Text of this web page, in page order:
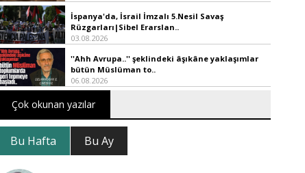
İspanya'da, İsrail İmzalı 5.Nesil Savaş
Rüzgarları|Sibel Erarslan..
03.08.2026
''Ahh Avrupa..'' şeklindeki âşıkâne yaklaşımlar
bütün Müslüman to..
06.08.2026
Çok okunan yazılar
Bu Hafta Bu Ay